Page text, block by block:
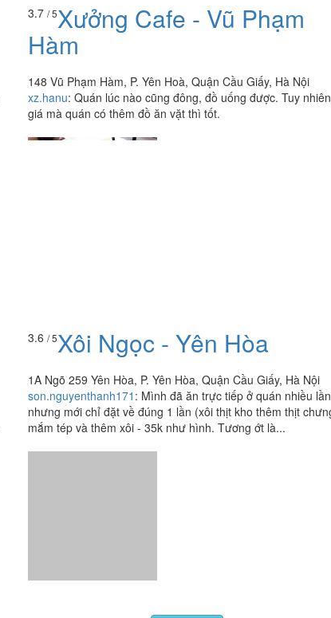
3.7 / 5Xưởng Cafe - Vũ Phạm
Hàm
148 Vũ Phạm Hàm, P. Yên Hoà, Quận Cầu Giấy, Hà Nội
xz.hanu: Quán lúc nào cũng đông, đồ uống được. Tuy nhiên
giá mà quán có thêm đồ ăn vặt thì tốt.
son.nguyenthanh171:Mình đã ăn trực tiếp ở quán nhiều lần
nhưng mới chỉ đặt về đúng 1 lần (xôi thịt kho thêm thịt chưng
mắm tép và thêm xôi - 35k như hình. Tương ớt là...